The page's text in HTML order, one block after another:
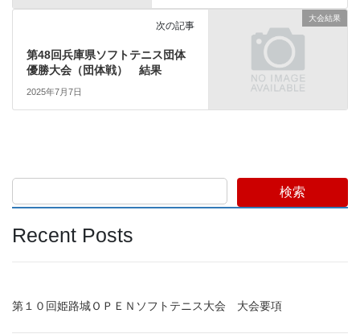
大会結果
次の記事
第48回兵庫県ソフトテニス団体
優勝大会（団体戦） 結果
2025年7月7日
検索
Recent Posts
第１０回姫路城ＯＰＥＮソフトテニス大会 大会要項